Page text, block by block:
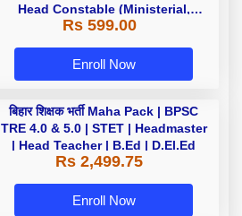
Head Constable (Ministerial,
AWO/TPO) & more with Test Series
Classes by Adda 247
Rs 599.00
Enroll Now
बिहार शिक्षक भर्ती Maha Pack | BPSC
TRE 4.0 & 5.0 | STET | Headmaster
| Head Teacher | B.Ed | D.El.Ed
Rs 2,499.75
Enroll Now